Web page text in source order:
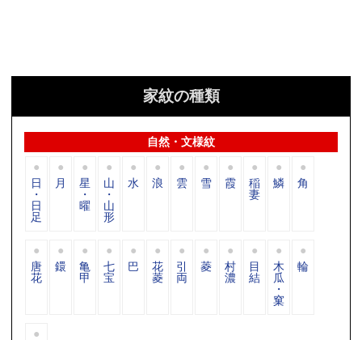
家紋の種類
自然・文様紋
日
・
日
足
月 星
・
曜
山
・
山
形
水 浪 雲 雪 霞 稲
妻
鱗 角
唐
花
鐶 亀
甲
七
宝
巴 花
菱
引
両
菱 村
濃
目
結
木
瓜
・
窠
輪